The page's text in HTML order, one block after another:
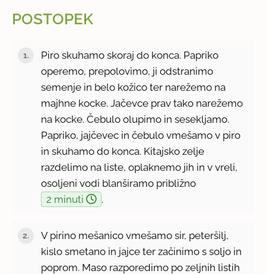
POSTOPEK
Piro skuhamo skoraj do konca. Papriko
operemo, prepolovimo, ji odstranimo
semenje in belo kožico ter narežemo na
majhne kocke. Jačevce prav tako narežemo
na kocke. Čebulo olupimo in sesekljamo.
Papriko, jajčevec in čebulo vmešamo v piro
in skuhamo do konca. Kitajsko zelje
razdelimo na liste, oplaknemo jih in v vreli,
osoljeni vodi blanširamo približno
2 minuti
.
V pirino mešanico vmešamo sir, peteršilj,
kislo smetano in jajce ter začinimo s soljo in
poprom. Maso razporedimo po zeljnih listih